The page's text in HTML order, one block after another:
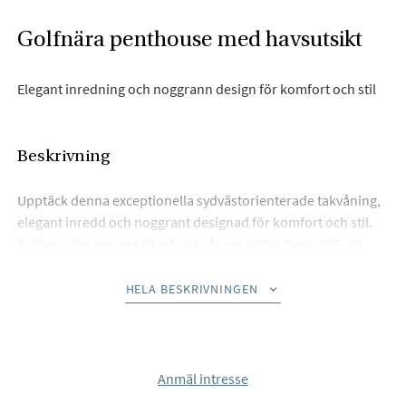
Golfnära penthouse med havsutsikt
Elegant inredning och noggrann design för komfort och stil
Beskrivning
Upptäck denna exceptionella sydvästorienterade takvåning,
elegant inredd och noggrant designad för komfort och stil.
24/7 säkerhet, ett spa, gym, socialt klubbhus samt inomhus-
och utomhuspooler.
East), i ett snabbt växande område, bara 2 km från Atlas
HELA BESKRIVNINGEN
Anmäl intresse